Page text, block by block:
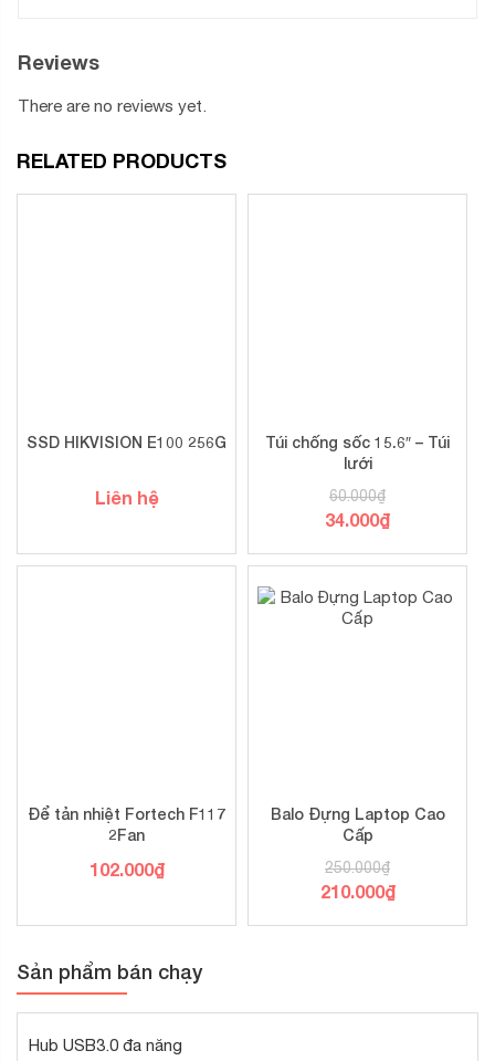
Reviews
There are no reviews yet.
RELATED PRODUCTS
SSD HIKVISION E100 256G
Liên hệ
Túi chống sốc 15.6″ – Túi
lưới
60.000₫
34.000₫
Để tản nhiệt Fortech F117
2Fan
102.000₫
Balo Đựng Laptop Cao
Cấp
250.000₫
210.000₫
Sản phẩm bán chạy
Hub USB3.0 đa năng